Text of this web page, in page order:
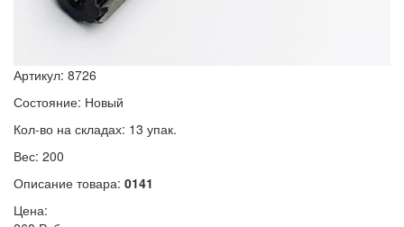
Артикул: 8726
Состояние: Новый
Кол-во на складах: 13 упак.
Вес: 200
Описание товара: 0141
Цена: